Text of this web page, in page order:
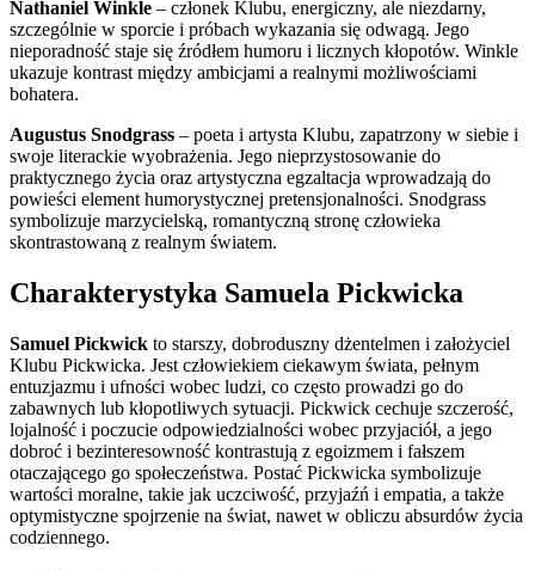
Nathaniel Winkle – członek Klubu, energiczny, ale niezdarny,
szczególnie w sporcie i próbach wykazania się odwagą. Jego
nieporadność staje się źródłem humoru i licznych kłopotów. Winkle
ukazuje kontrast między ambicjami a realnymi możliwościami
bohatera.
Augustus Snodgrass – poeta i artysta Klubu, zapatrzony w siebie i
swoje literackie wyobrażenia. Jego nieprzystosowanie do
praktycznego życia oraz artystyczna egzaltacja wprowadzają do
powieści element humorystycznej pretensjonalności. Snodgrass
symbolizuje marzycielską, romantyczną stronę człowieka
skontrastowaną z realnym światem.
Charakterystyka Samuela Pickwicka
Samuel Pickwick to starszy, dobroduszny dżentelmen i założyciel
Klubu Pickwicka. Jest człowiekiem ciekawym świata, pełnym
entuzjazmu i ufności wobec ludzi, co często prowadzi go do
zabawnych lub kłopotliwych sytuacji. Pickwick cechuje szczerość,
lojalność i poczucie odpowiedzialności wobec przyjaciół, a jego
dobroć i bezinteresowność kontrastują z egoizmem i fałszem
otaczającego go społeczeństwa. Postać Pickwicka symbolizuje
wartości moralne, takie jak uczciwość, przyjaźń i empatia, a także
optymistyczne spojrzenie na świat, nawet w obliczu absurdów życia
codziennego.